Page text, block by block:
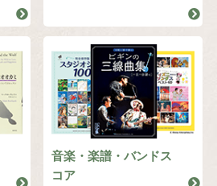
音楽・楽譜・バンドス
コア